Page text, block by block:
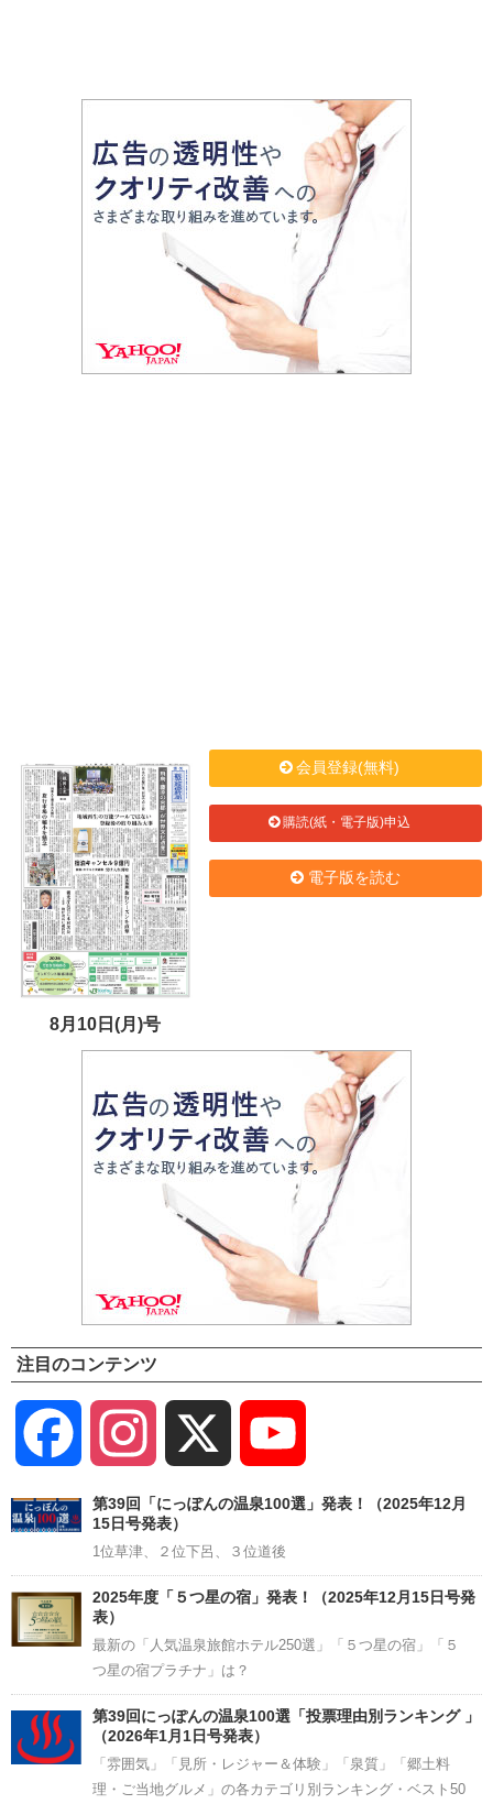
8月10日(月)号
会員登録(無料)
購読(紙・電子版)申込
電子版を読む
注目のコンテンツ
Facebook Instagram
Channel
第39回「にっぽんの温泉100選」発表！（2025年12月
15日号発表）
1位草津、２位下呂、３位道後
2025年度「５つ星の宿」発表！（2025年12月15日号発
表）
最新の「人気温泉旅館ホテル250選」「５つ星の宿」「５
つ星の宿プラチナ」は？
第39回にっぽんの温泉100選「投票理由別ランキング 」
（2026年1月1日号発表）
「雰囲気」「見所・レジャー＆体験」「泉質」「郷土料
理・ご当地グルメ」の各カテゴリ別ランキング・ベスト50